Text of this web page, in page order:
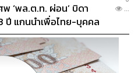
‘พล.ต.ท. ผ่อน’ บิดา
ปี แกนนำเพื่อไทย-บุคคล
...